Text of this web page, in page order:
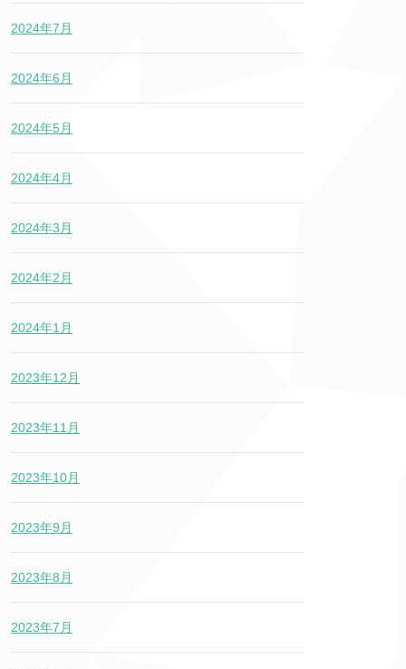
2024年7月
2024年6月
2024年5月
2024年4月
2024年3月
2024年2月
2024年1月
2023年12月
2023年11月
2023年10月
2023年9月
2023年8月
2023年7月